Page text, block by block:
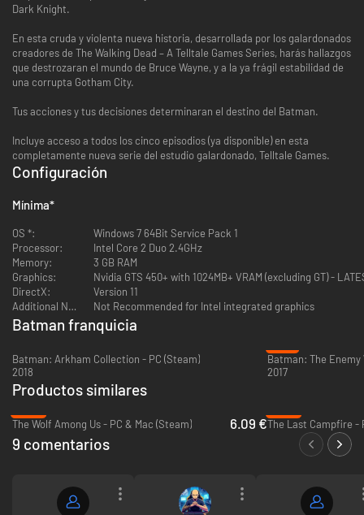
Dark Knight.
En esta cruda y violenta nueva historia, desarrollada por los galardonados
creadores de The Walking Dead – A Telltale Games Series, harás hallazgos
que destrozaran el mundo de Bruce Wayne, y a la ya frágil estabilidad de
una corrupta Gotham City.
Tus acciones y tus decisiones determinaran el destino del Batman.
Incluye acceso a todos los cinco episodios (ya disponible) en esta
completamente nueva serie del estudio galardonado, Telltale Games.
Configuración
Mínima*
OS *:
Windows 7 64Bit Service Pack 1
Processor:
Intel Core 2 Duo 2.4GHz
Memory:
3 GB RAM
Graphics:
Nvidia GTS 450+ with 1024MB+ VRAM (excluding GT) -
DirectX:
Version 11
Additional Notes:
Not Recommended for Intel integrated graphics
Batman franquicia
Batman: Arkham Collection - PC (Steam)
2018
2017
Productos similares
The Wolf Among Us - PC & Mac (Steam)
6.09 €The Last Campfire -
9 comentarios